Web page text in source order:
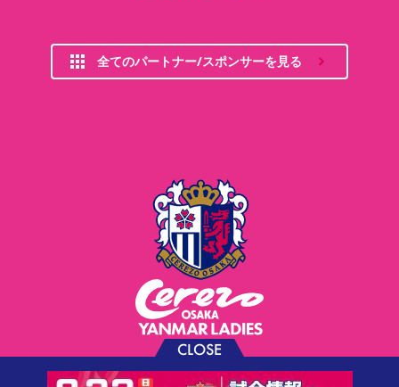
CLOSE
全てのパートナー/スポンサーを見る
お問い合わせプライバシーポリシー ソーシャルメディアポリシー